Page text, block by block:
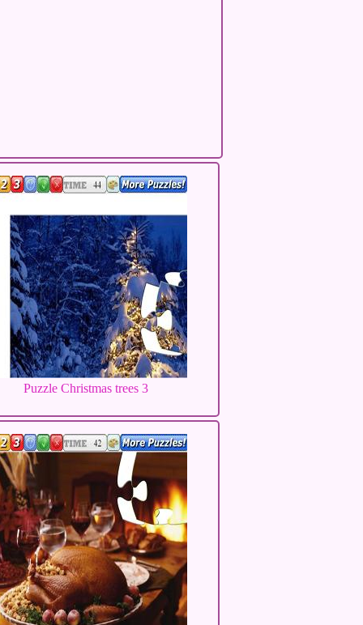
Puzzle Christmas trees 3